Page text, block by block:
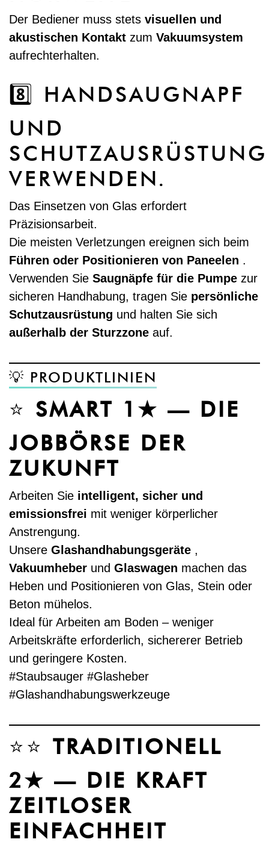
Der Bediener muss stets visuellen und
akustischen Kontakt zum Vakuumsystem
aufrechterhalten.
8️⃣ HANDSAUGNAPF
UND
SCHUTZAUSRÜSTUNG
VERWENDEN.
Das Einsetzen von Glas erfordert
Präzisionsarbeit.
Die meisten Verletzungen ereignen sich beim
Führen oder Positionieren von Paneelen .
Verwenden Sie Saugnäpfe für die Pumpe zur
sicheren Handhabung, tragen Sie persönliche
Schutzausrüstung und halten Sie sich
außerhalb der Sturzzone auf.
💡 PRODUKTLINIEN
⭐ SMART 1★ — DIE
JOBBÖRSE DER
ZUKUNFT
Arbeiten Sie intelligent, sicher und
emissionsfrei mit weniger körperlicher
Anstrengung.
Unsere Glashandhabungsgeräte ,
Vakuumheber und Glaswagen machen das
Heben und Positionieren von Glas, Stein oder
Beton mühelos.
Ideal für Arbeiten am Boden – weniger
Arbeitskräfte erforderlich, sichererer Betrieb
und geringere Kosten.
#Staubsauger #Glasheber
#Glashandhabungswerkzeuge
⭐⭐ TRADITIONELL
2★ — DIE KRAFT
ZEITLOSER
EINFACHHEIT